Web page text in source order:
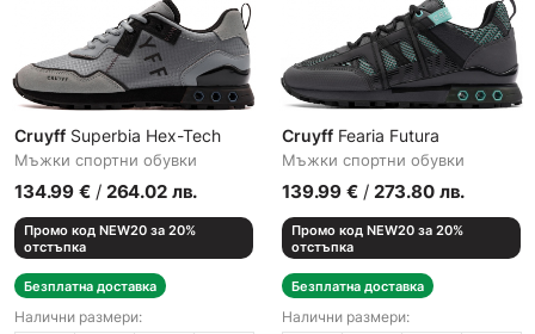
Cruyff Superbia Hex-Tech
Мъжки спортни обувки
134.99 € / 264.02 лв.
Промо код NEW20 за 20%
отстъпка
Безплатна доставка
Налични размери:
Cruyff Fearia Futura
Мъжки спортни обувки
139.99 € / 273.80 лв.
Промо код NEW20 за 20%
отстъпка
Безплатна доставка
Налични размери: